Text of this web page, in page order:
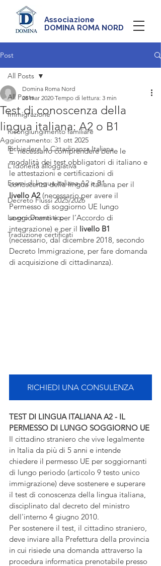
Associazione
DOMINA ROMA NORD
Post
All Posts
Immigrazione
Ricongiungimento familiare
Richiedere la Cittadinanza Italiana
L'Idoneità alloggiativa
Esami di lingua italiana A2 e B1
Decreto Flussi 2025/2026
Lavoro Domestico
Traduzione certificati
All Posts
Test di conoscenza della
lingua italiana: A2 o B1
Domina Roma Nord
28 mar 2020 Tempo di lettura: 3 min
Aggiornamento: 31 ott 2025
E' necessario comprendere bene le
modalità dei test obbligatori di italiano e
le attestazioni e certificazioni di
conoscenza della lingua italiana per il
livello A2 (necessario per avere il
Permesso di soggiorno UE lungo
soggiornanti e per l’Accordo di
integrazione) e per il livello B1
(necessario, dal dicembre 2018, secondo
Decreto Immigrazione, per fare domanda
di acquisizione di cittadinanza).
RICHIEDI UNA CONSULENZA
TEST DI LINGUA ITALIANA A2 - IL
PERMESSO DI LUNGO SOGGIORNO UE
Il cittadino straniero che vive legalmente
in Italia da più di 5 anni e intende
chiedere il permesso UE per soggiornanti
di lungo periodo (articolo 9 testo unico
immigrazione) deve sostenere e superare
il test di conoscenza della lingua italiana,
disciplinato dal decreto del ministro
dell'interno 4 giugno 2010.
Per sostenere il test, il cittadino straniero,
deve inviare alla Prefettura della provincia
in cui risiede una domanda attraverso la
procedura informatica prenotabile presso